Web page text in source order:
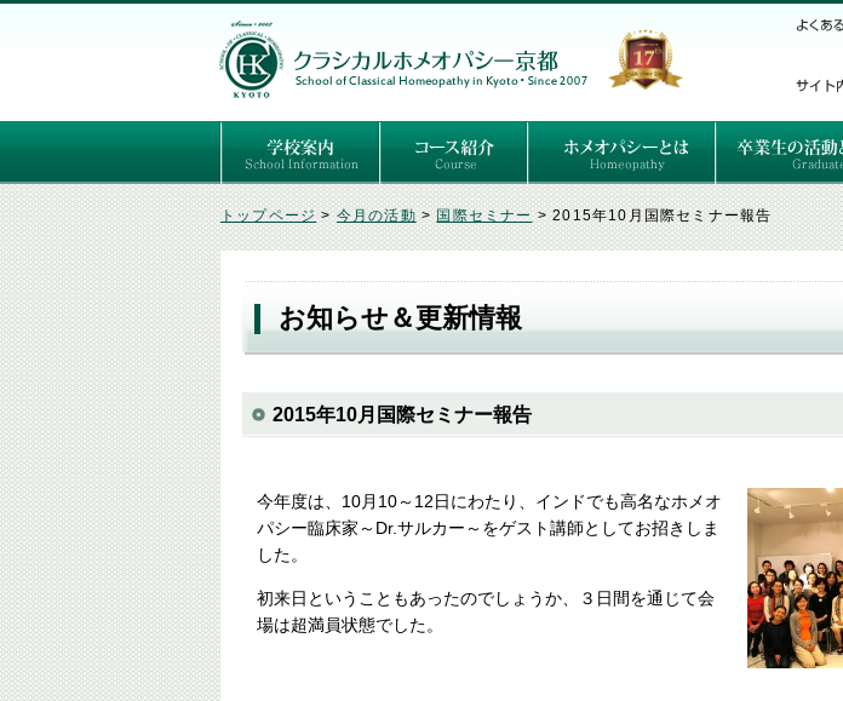
ごあいさつ
３つの基本理念
講師紹介
国際セミナー
ある日の学校生活（写真）
推薦者の声
よくあるご質問
予定表 はじめてのホメオパシー
セルフケアコース
専門コース（4年制）
専門コース（通信）
専門コース編入制度 ホメオパシーとは
クラシカルホメオパシーとは
オルガノンとは
ハーネマンの人生
ハーネマン以後のホメオパス
レメディの使い方ABC 卒業生のご紹介
卒業生の活動
トップページ>今月の活動>国際セミナー>2015年10月国際セミナー報告
お知らせ＆更新情報
2015年10月国際セミナー報告
今年度は、10月10～12日にわたり、インドでも高名なホメオ
パシー臨床家～Dr.サルカー～をゲスト講師としてお招きしま
した。
初来日ということもあったのでしょうか、３日間を通じて会
場は超満員状態でした。